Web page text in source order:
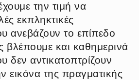
την τιμή να
εκπληκτικές
ανεβάζουν το επίπεδο
βλέπουμε και καθημερινά
δεν αντικατοπτρίζουν
εικόνα της πραγματικής